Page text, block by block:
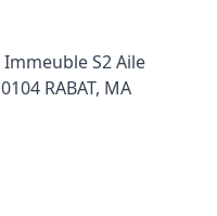
S2 Aile
RABAT, MA